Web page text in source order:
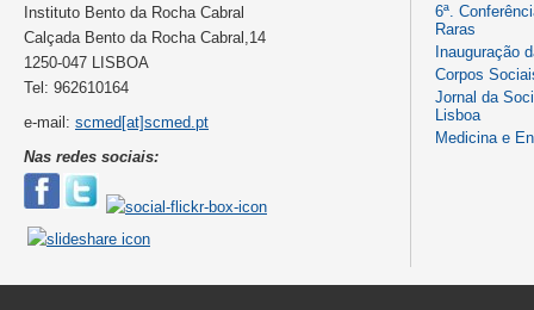
Instituto Bento da Rocha Cabral
Calçada Bento da Rocha Cabral,14
1250-047 LISBOA
Tel: 962610164
e-mail: scmed[at]scmed.pt
Nas redes sociais:
6ª.
Raras
Inauguração
Corpos
Jornal da
Lisboa
Medicina e